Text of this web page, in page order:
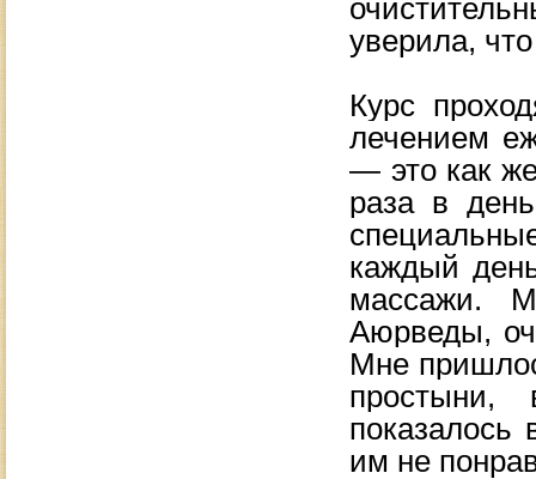
уверила,
Курс
лечением
— это как
раза в
каждый
массажи.
Аюрведы,
Мне
показалось
им не